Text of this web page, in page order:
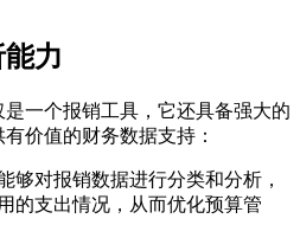
力
一个报销工具，它还具备强大的
价值的财务数据支持：
够对报销数据进行分类和分析，
的支出情况，从而优化预算管